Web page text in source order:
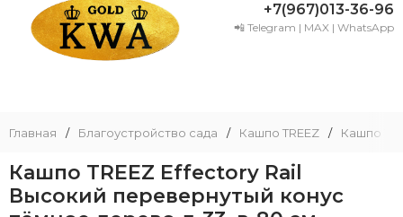
+7(967)013-36-96
📲 Telegram | MAX | WhatsApp
Главная / Благоустройство сада / Кашпо TREEZ / Кашпо
Кашпо TREEZ Effectory Rail
Высокий перевернутый конус